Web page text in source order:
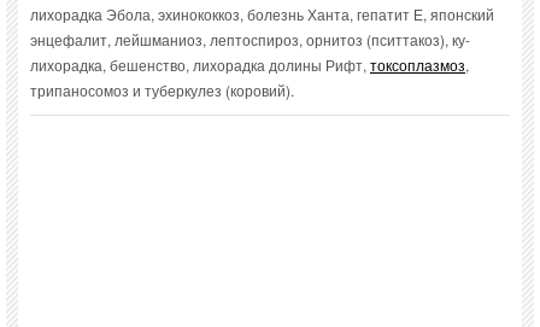
лихорадка Эбола, эхинококкоз, болезнь Ханта, гепатит Е, японский
энцефалит, лейшманиоз, лептоспироз, орнитоз (пситтакоз), ку-
лихорадка, бешенство, лихорадка долины Рифт, токсоплазмоз,
трипаносомоз и туберкулез (коровий).